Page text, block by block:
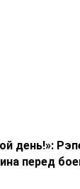
день!»:
перед